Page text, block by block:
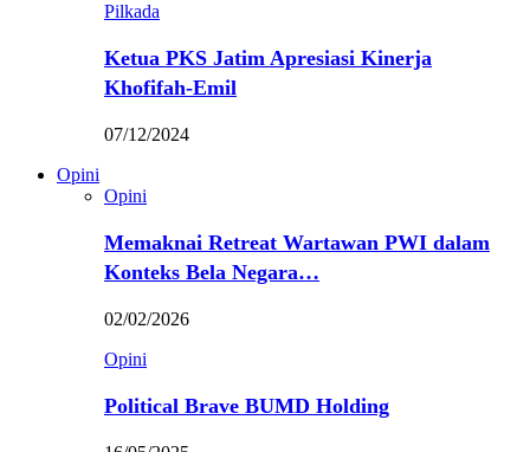
Pilkada
Ketua PKS Jatim Apresiasi Kinerja
Khofifah-Emil
07/12/2024
Opini
Opini
Memaknai Retreat Wartawan PWI dalam
Konteks Bela Negara…
02/02/2026
Opini
Political Brave BUMD Holding